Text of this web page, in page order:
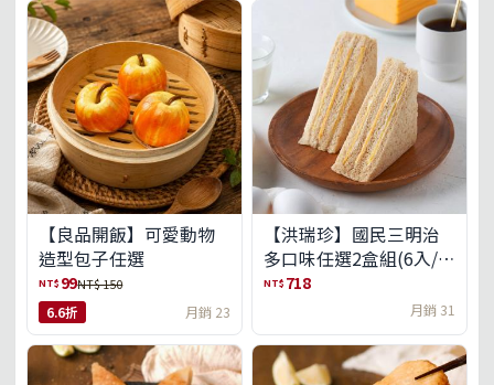
【良品開飯】可愛動物
造型包子任選
NT$ 99NT$ 150
6.6折 月銷 23
【洪瑞珍】國民三明治
多口味任選2盒組(6入/
盒)(免運)
NT$ 718
月銷 31